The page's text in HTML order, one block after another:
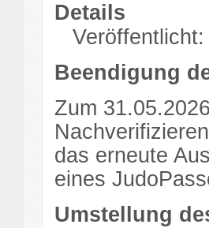
Details
Beendigung
Zum
das erneute
eines
Umstellung